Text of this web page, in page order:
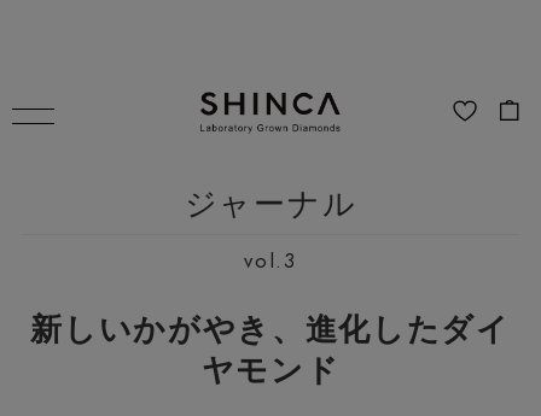
ジャーナル
vol.3
新しいかがやき、進化したダイ
ヤモンド